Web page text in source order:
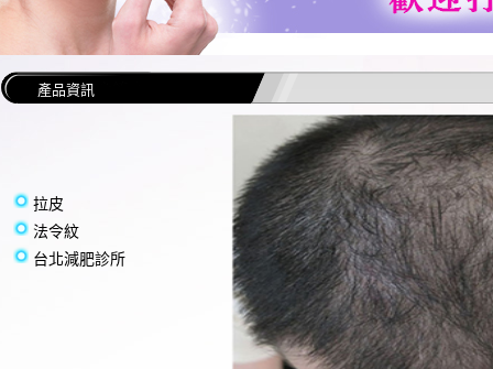
產品資訊
拉皮
法令紋
台北減肥診所